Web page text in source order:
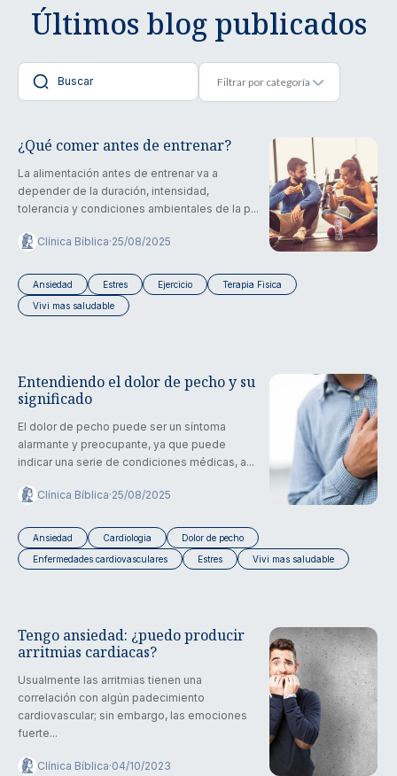
Últimos blog publicados
¿Qué comer antes de entrenar?
La alimentación antes de entrenar va a
depender de la duración, intensidad,
tolerancia y condiciones ambientales de la p...
Clínica Bíblica·25/08/2025
Ansiedad Estres Ejercicio
Terapia Fisica
Vivi mas saludable
Entendiendo el dolor de pecho y su
significado
El dolor de pecho puede ser un síntoma
alarmante y preocupante, ya que puede
indicar una serie de condiciones médicas, a...
Clínica Bíblica·25/08/2025
Ansiedad Cardiologia
Dolor de pecho
Enfermedades cardiovasculares
Estres Vivi mas saludable
Tengo ansiedad: ¿puedo producir
arritmias cardiacas?
Usualmente las arritmias tienen una
correlación con algún padecimiento
cardiovascular; sin embargo, las emociones
fuerte...
Clínica Bíblica·04/10/2023